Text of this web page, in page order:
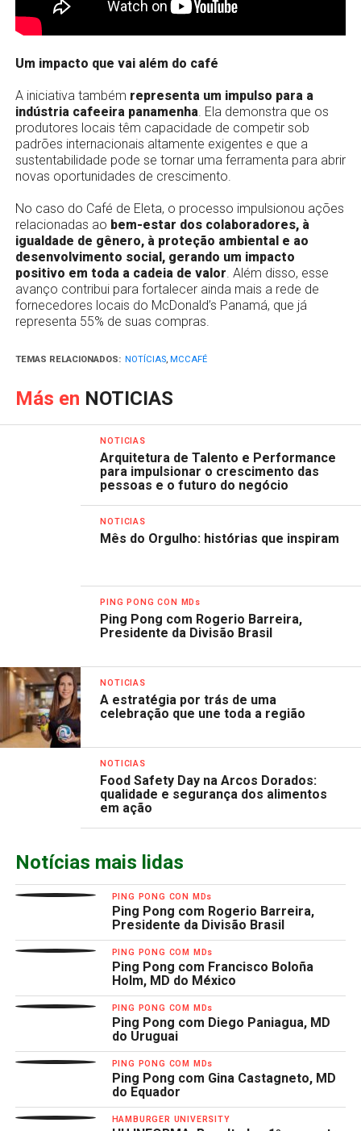
Um impacto que vai além do café
A iniciativa também representa um impulso para a
indústria cafeeira panamenha. Ela demonstra que os
produtores locais têm capacidade de competir sob
padrões internacionais altamente exigentes e que a
sustentabilidade pode se tornar uma ferramenta para abrir
novas oportunidades de crescimento.
No caso do Café de Eleta, o processo impulsionou ações
relacionadas ao bem-estar dos colaboradores, à
igualdade de gênero, à proteção ambiental e ao
desenvolvimento social, gerando um impacto
positivo em toda a cadeia de valor. Além disso, esse
avanço contribui para fortalecer ainda mais a rede de
fornecedores locais do McDonald’s Panamá, que já
representa 55% de suas compras.
TEMAS RELACIONADOS: NOTÍCIAS, MCCAFÉ
Más en NOTICIAS
NOTICIAS
Arquitetura de Talento e Performance
para impulsionar o crescimento das
pessoas e o futuro do negócio
NOTICIAS
Mês do Orgulho: histórias que inspiram
PING PONG CON MDs
Ping Pong com Rogerio Barreira,
Presidente da Divisão Brasil
NOTICIAS
A estratégia por trás de uma
celebração que une toda a região
NOTICIAS
Food Safety Day na Arcos Dorados:
qualidade e segurança dos alimentos
em ação
Notícias mais lidas
PING PONG CON MDs
Ping Pong com Rogerio Barreira,
Presidente da Divisão Brasil
PING PONG COM MDs
Ping Pong com Francisco Boloña
Holm, MD do México
PING PONG COM MDs
Ping Pong com Diego Paniagua, MD
do Uruguai
PING PONG COM MDs
Ping Pong com Gina Castagneto, MD
do Equador
HAMBURGER UNIVERSITY